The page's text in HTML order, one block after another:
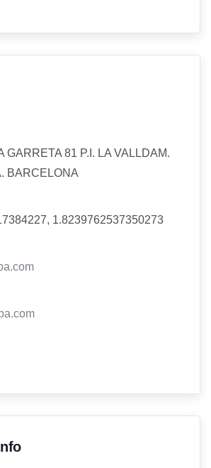
GARRETA 81 P.I. LA VALLDAM.
BARCELONA
1.8239762537350273